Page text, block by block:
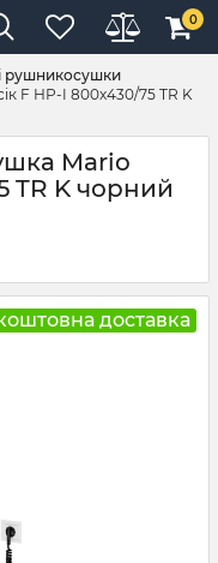
0
рушникосушки
F НР-I 800х430/75 TR K
Mario
TR K чорний
доставка